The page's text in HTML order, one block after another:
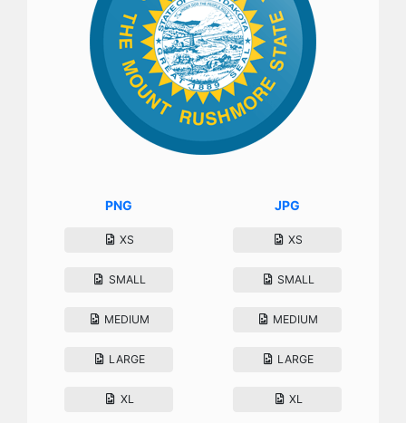
PNG
XS
SMALL
MEDIUM
LARGE
XL
JPG
XS
SMALL
MEDIUM
LARGE
XL